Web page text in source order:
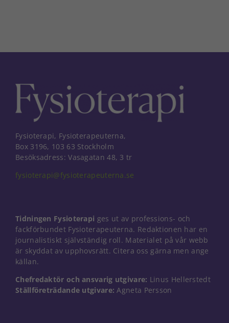
Fysioterapi, Fysioterapeuterna,
Box 3196, 103 63 Stockholm
Besöksadress: Vasagatan 48, 3 tr
fysioterapi@fysioterapeuterna.se
Tidningen Fysioterapi ges ut av professions- och
fackförbundet Fysioterapeuterna. Redaktionen har en
journalistiskt självständig roll. Materialet på vår webb
är skyddat av upphovsrätt. Citera oss gärna men ange
källan.
Chefredaktör och ansvarig utgivare: Linus Hellerstedt
Ställföreträdande utgivare: Agneta Persson
Nödvändiga
Dessa kakor